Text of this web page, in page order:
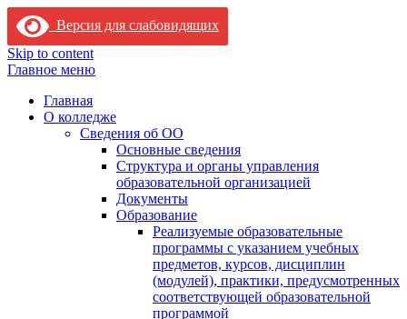
Версия для слабовидящих
Skip to content
Главное меню
Главная
О колледже
Сведения об ОО
Основные сведения
Структура и органы управления
образовательной организацией
Документы
Образование
Реализуемые образовательные
программы с указанием учебных
предметов, курсов, дисциплин
(модулей), практики, предусмотренных
соответствующей образовательной
программой